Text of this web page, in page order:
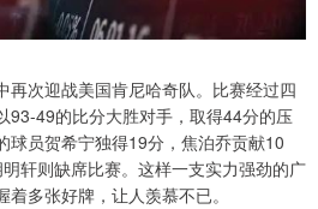
再次迎战美国肯尼哈奇队。比赛经过四
93-49的比分大胜对手，取得44分的压
球员贺希宁独得19分，焦泊乔贡献10
轩则缺席比赛。这样一支实力强劲的广
多张好牌，让人羡慕不已。